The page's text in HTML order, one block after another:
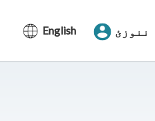
English ننوزئ